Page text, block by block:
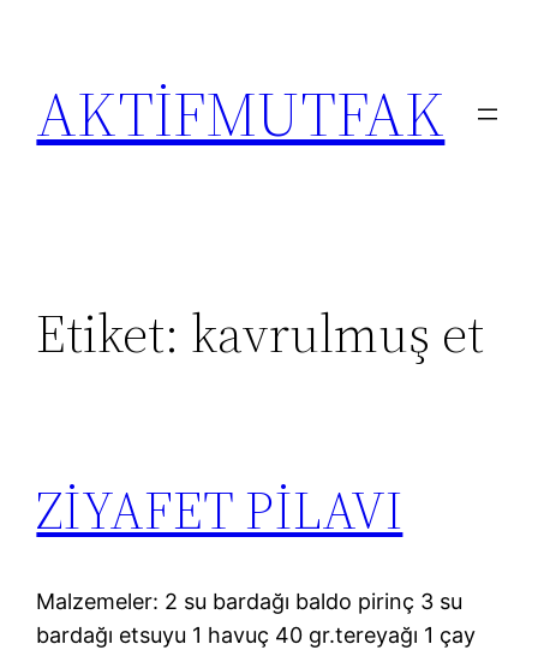
AKTİFMUTFAK
Etiket: kavrulmuş et
ZİYAFET PİLAVI
Malzemeler: 2 su bardağı baldo pirinç 3 su
bardağı etsuyu 1 havuç 40 gr.tereyağı 1 çay